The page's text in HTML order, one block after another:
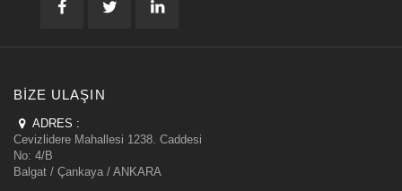
BIZE ULAŞIN
ADRES :
Cevizlidere Mahallesi 1238. Caddesi
No: 4/B
Balgat / Çankaya / ANKARA